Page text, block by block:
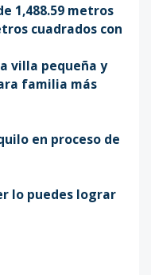
1,488.59 metros
cuadrados con
villa pequeña y
familia más
en proceso de
lo puedes lograr